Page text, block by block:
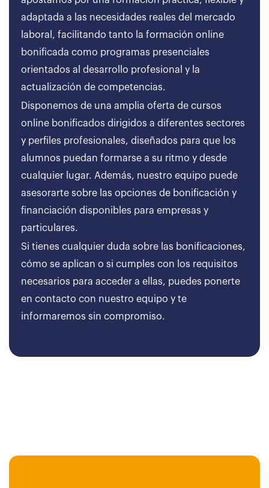
adaptada a las necesidades reales del mercado
laboral, facilitando tanto la formación online
bonificada como programas presenciales
orientados al desarrollo profesional y la
actualización de competencias.
Disponemos de una amplia oferta de cursos
online bonificados dirigidos a diferentes sectores
y perfiles profesionales, diseñados para que los
alumnos puedan formarse a su ritmo y desde
cualquier lugar. Además, nuestro equipo puede
asesorarte sobre las opciones de bonificación y
financiación disponibles para empresas y
particulares.
Si tienes cualquier duda sobre las bonificaciones,
cómo se aplican o si cumples con los requisitos
necesarios para acceder a ellas, puedes ponerte
en contacto con nuestro equipo y te
informaremos sin compromiso.